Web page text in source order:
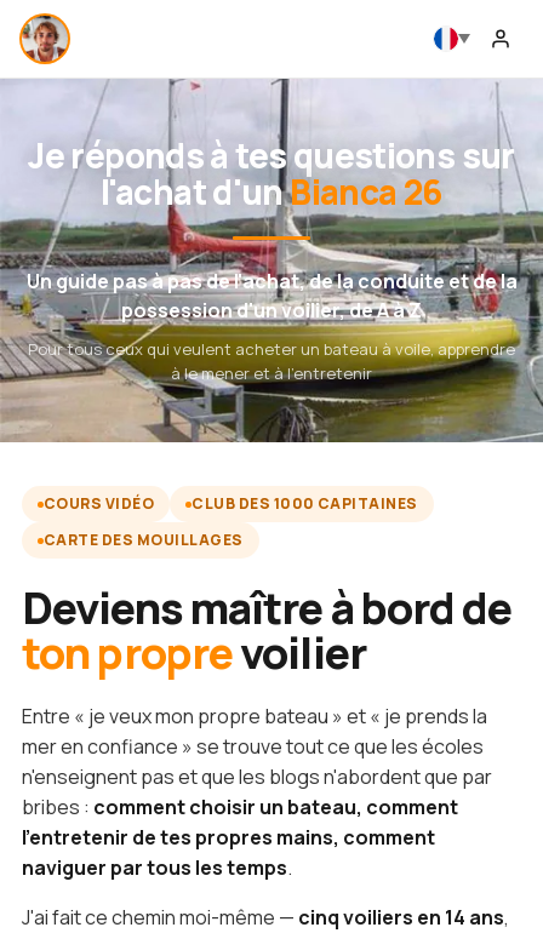
Je réponds à tes questions sur
l'achat d'unBianca 26
Un guide pas à pas de l'achat, de la conduite et de la
possession d'un voilier, de A à Z
Pour tous ceux qui veulent acheter un bateau à voile, apprendre
à le mener et à l'entretenir
COURS VIDÉO
CLUB DES 1000 CAPITAINES
CARTE DES MOUILLAGES
Deviens maître à bord de
ton proprevoilier
Entre « je veux mon propre bateau » et « je prends la
mer en confiance » se trouve tout ce que les écoles
n'enseignent pas et que les blogs n'abordent que par
bribes : comment choisir un bateau, comment
l'entretenir de tes propres mains, comment
naviguer par tous les temps.
J'ai fait ce chemin moi-même — cinq voiliers en 14 ans,